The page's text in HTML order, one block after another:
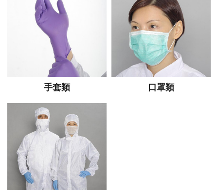
手套類 口罩類